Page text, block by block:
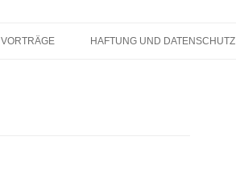
Inhalt
VORTRÄGE HAFTUNG UND DATENSCHUTZ